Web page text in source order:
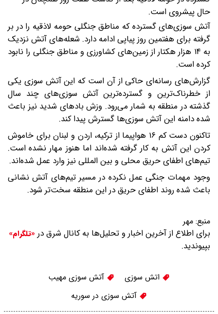
حال پیشروی است.
آتش سوزی‌های گسترده که مناطق جنگلی حومه لاذقیه را در بر
گرفته برای هفتمین روز پیاپی ادامه دارد. شعله‌های آتش نزدیک
به ۱۴ هزار هکتار از زمین‌های کشاورزی و مناطق جنگلی را نابود
کرده است.
گزارش‌های رسانه‌ای حاکی از آن است که این آتش سوزی یکی
از خطرناک‌ترین و گسترده‌ترین آتش سوزی‌های چند سال
گذشته در منطقه به شمار می‌رود. وزش بادهای شدید نیز باعث
شده دامنه این آتش سوزی‌ها گسترش پیدا کند.
تاکنون دست کم ۱۶ هواپیما از ترکیه، اردن و لبنان برای خاموش
کردن این آتش به کار گرفته شده‌اند اما هنوز مهار نشده است.
تیم‌های اطفای حریق محلی و بین المللی نیز وارد عمل شده‌اند.
وجود مهمات جنگی عمل نکرده در مسیر تیم‌های آتش نشانی
باعث شده روند اطفای حریق در این منطقه سخت‌تر شود.
منبع: مهر
برای اطلاع از آخرین اخبار و تحلیل‌ها به کانال شرق در «تلگرام»
بپیوندید.
اتش سوزی
آتش سوزی مهیب
آتش سوزی در سوریه